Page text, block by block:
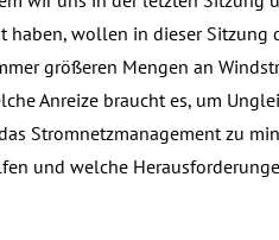
haben, wollen in dieser Sitzung
größeren Mengen an
Anreize braucht es, um
Stromnetzmanagement zu
und welche